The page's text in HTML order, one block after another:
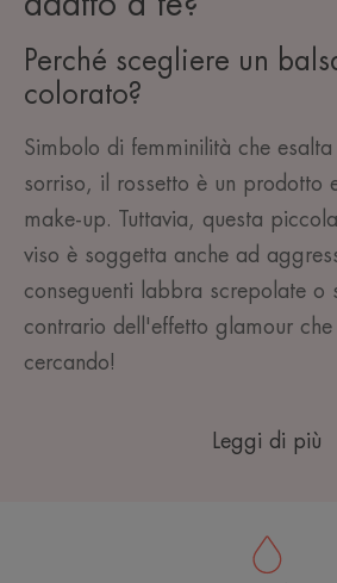
Perché scegliere un
colorato?
Simbolo di femminilità che
sorriso, il rossetto è un prodotto
make-up. Tuttavia, questa
viso è soggetta anche ad
conseguenti labbra screpolate o
contrario dell'effetto glamour che
cercando!
Leggi di più